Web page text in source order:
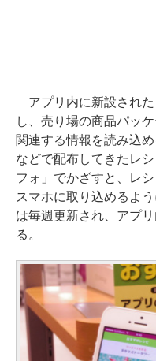
アプリ内に新設された
し、売り場の商品パッ
関連する情報を読み込
などで配布してきたレ
フォ」でかざすと、レ
スマホに取り込めるよ
は毎週更新され、アプ
る。